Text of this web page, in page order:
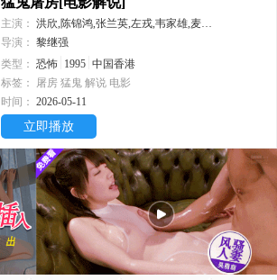
主演： 洪欣,陈锦鸿,张兰英,左戎,韦家雄,麦咏麟
导演： 黎继强
类型： 恐怖 1995 中国香港
标签：
屠房 猛鬼 解说 电影
时间： 2026-05-11
立即播放